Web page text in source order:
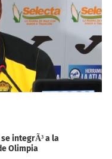
integrÃ³ a la
Olimpia